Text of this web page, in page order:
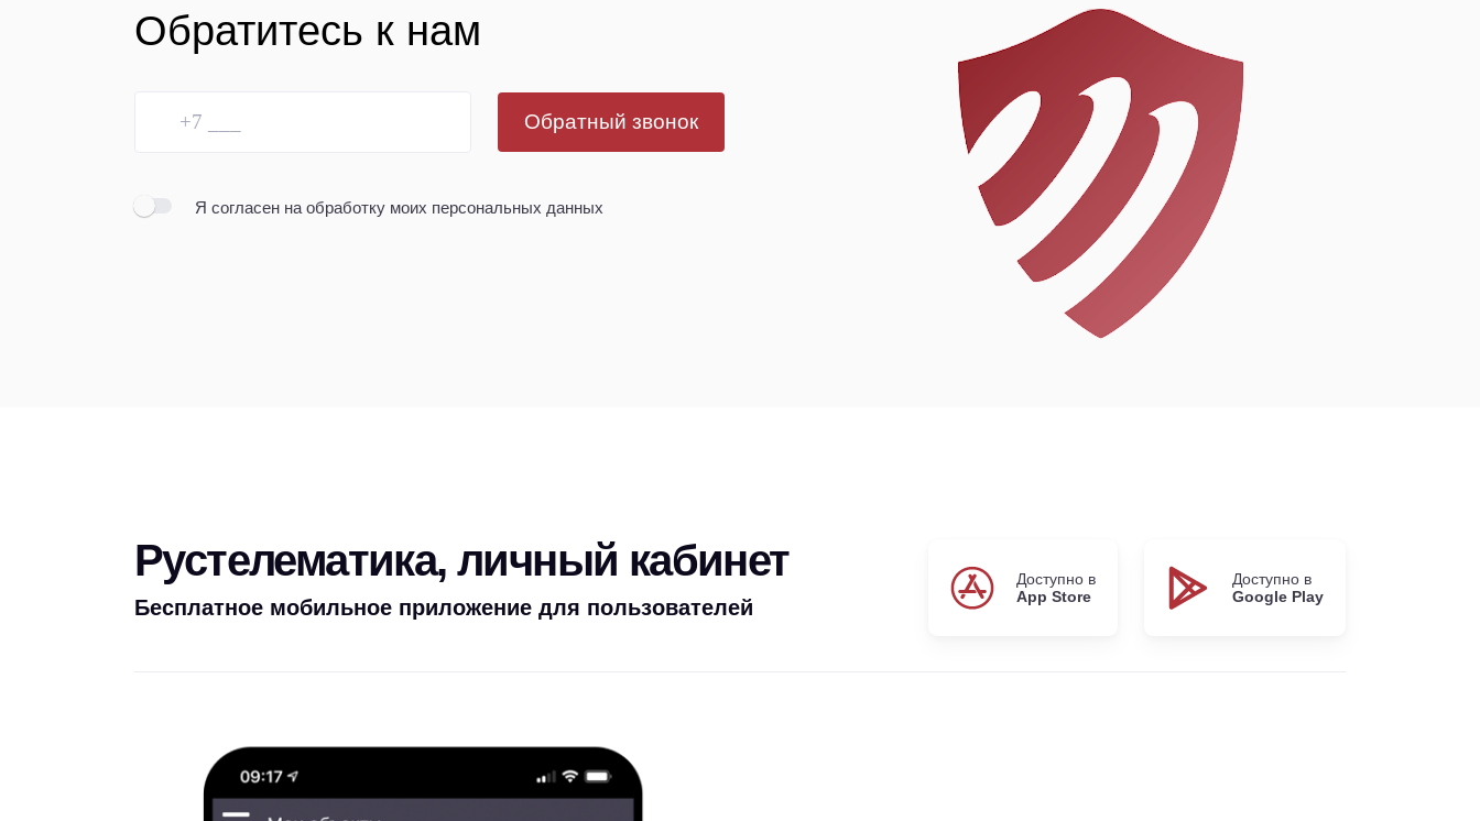
Обратитесь к нам
Обратный звонок
Я согласен на обработку моих персональных данных
Рустелематика, личный кабинет
Бесплатное мобильное приложение для пользователей
Доступно в
App Store
Доступно в
Google Play